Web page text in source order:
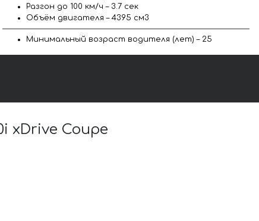
Разгон до 100 км/ч – 3.7 сек
Объём двигателя – 4395 см3
Минимальный возраст водителя (лет) – 25
xDrive Coupe